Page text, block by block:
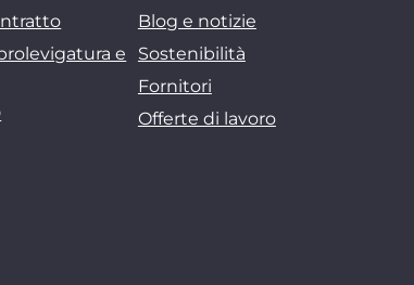
e
Blog e notizie
Sostenibilità
Fornitori
Offerte di lavoro